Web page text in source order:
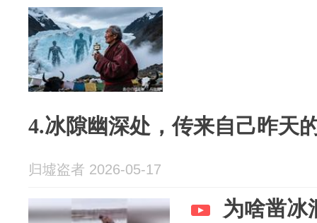
4.冰隙幽深处，传来自己昨天
归墟盗者 2026-05-17
为啥凿冰